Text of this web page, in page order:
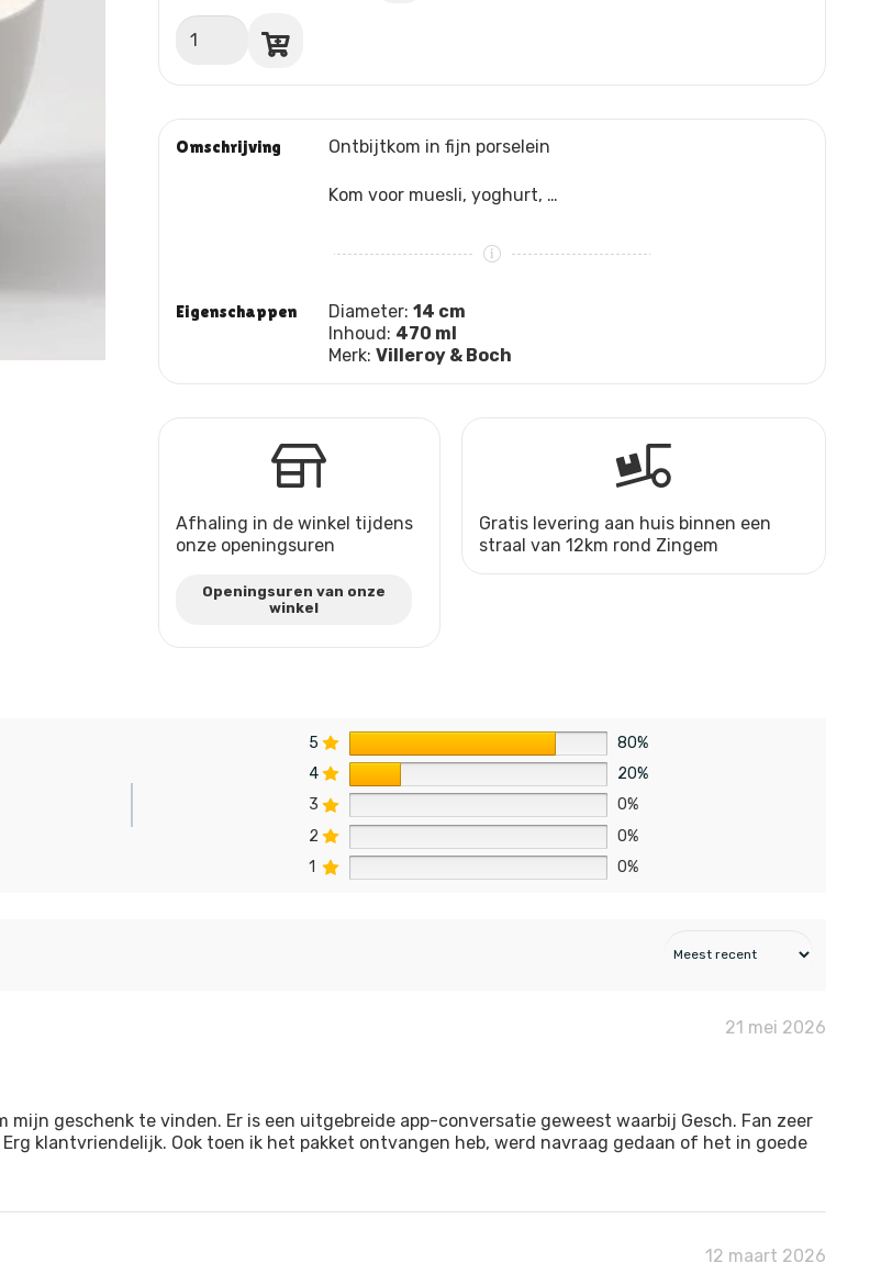
Bowl
"Good
Omschrijving
Ontbijtkom in fijn porselein
Kom voor muesli, yoghurt, …
Eigenschappen Diameter:14 cm
Inhoud: 470 ml
Merk:Villeroy & Boch
Afhaling in de winkel tijdens
onze openingsuren
Openingsuren van onze
winkel
Gratis levering aan huis binnen een
straal van 12km rond Zingem
5
80%
4
20%
3
0%
2
0%
1
0%
21 mei 2026
geschenk te vinden. Er is een uitgebreide app-conversatie geweest waarbij Gesch. Fan zeer
klantvriendelijk. Ook toen ik het pakket ontvangen heb, werd navraag gedaan of het in goede
12 maart 2026